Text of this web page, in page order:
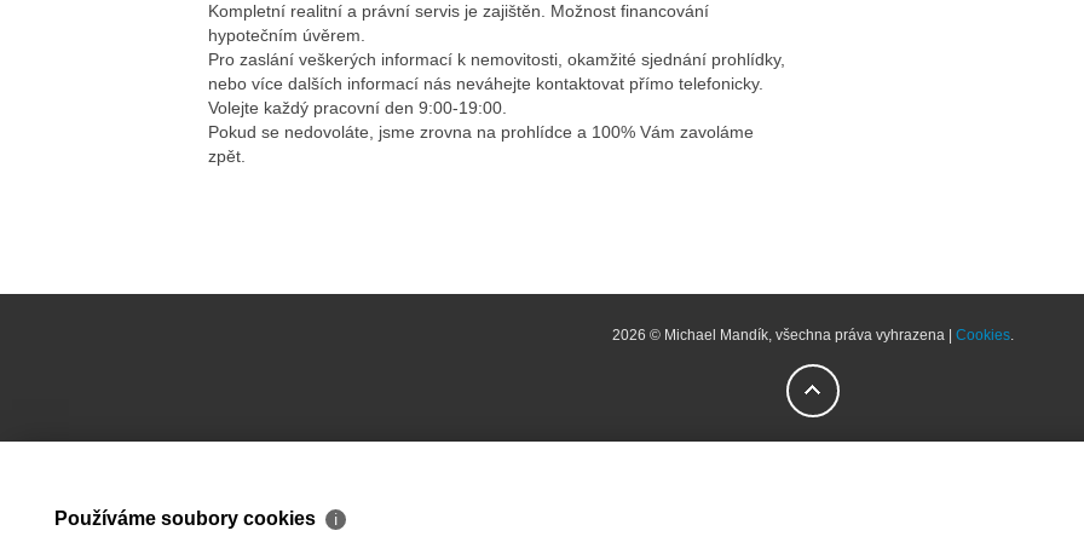
Kompletní realitní a právní servis je zajištěn. Možnost financování
hypotečním úvěrem.
Pro zaslání veškerých informací k nemovitosti, okamžité sjednání prohlídky,
nebo více dalších informací nás neváhejte kontaktovat přímo telefonicky.
Volejte každý pracovní den 9:00-19:00.
Pokud se nedovoláte, jsme zrovna na prohlídce a 100% Vám zavoláme
zpět.
2026 © Michael Mandík, všechna práva vyhrazena | Cookies.
Používáme soubory cookies ℹ